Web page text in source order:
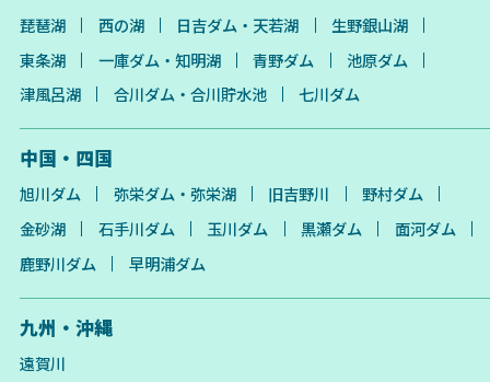
琵琶湖 西の湖 日吉ダム・天若湖
生野銀山湖
東条湖
一庫ダム・知明湖 青野ダム
池原ダム
津風呂湖
合川ダム・合川貯水池 七川ダム
中国・四国
旭川ダム 弥栄ダム・弥栄湖 旧吉野川
野村ダム
金砂湖
石手川ダム 玉川ダム 黒瀬ダム
面河ダム
鹿野川ダム
早明浦ダム
九州・沖縄
遠賀川